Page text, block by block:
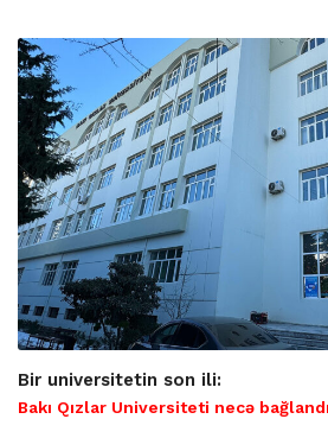
Bir universitetin son ili:
Bakı Qızlar Universiteti necə